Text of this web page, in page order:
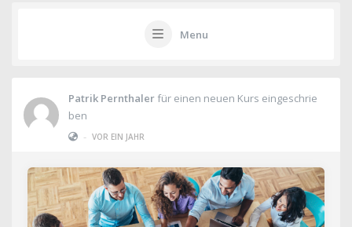
Menu
Patrik Pernthalerfür einen neuen Kurs eingeschrie
ben
- VOR EIN JAHR